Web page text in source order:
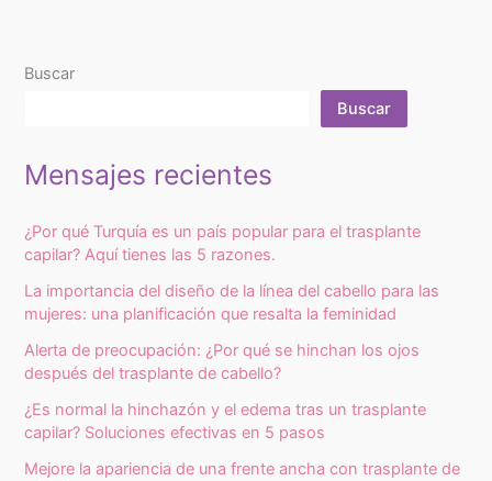
Buscar
Buscar
Mensajes recientes
¿Por qué Turquía es un país popular para el trasplante
capilar? Aquí tienes las 5 razones.
La importancia del diseño de la línea del cabello para las
mujeres: una planificación que resalta la feminidad
Alerta de preocupación: ¿Por qué se hinchan los ojos
después del trasplante de cabello?
¿Es normal la hinchazón y el edema tras un trasplante
capilar? Soluciones efectivas en 5 pasos
Mejore la apariencia de una frente ancha con trasplante de